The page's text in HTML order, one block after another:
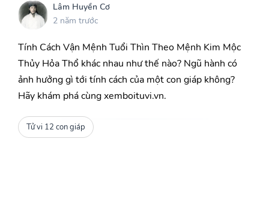
Lâm Huyền Cơ
2 năm trước
Tính Cách Vận Mệnh Tuổi Thìn Theo Mệnh Kim Mộc
Thủy Hỏa Thổ khác nhau như thế nào? Ngũ hành có
ảnh hưởng gì tới tính cách của một con giáp không?
Hãy khám phá cùng xemboituvi.vn.
Tử vi 12 con giáp